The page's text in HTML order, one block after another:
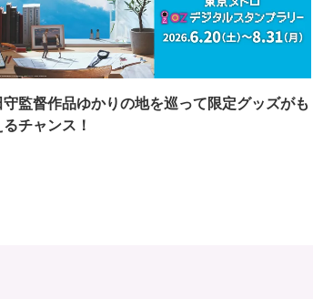
監督作品ゆかりの地を巡って限定グッズがも
チャンス！